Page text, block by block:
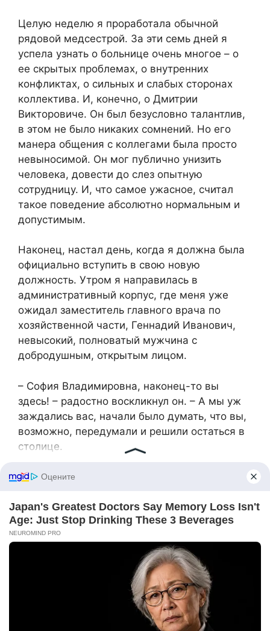
Целую неделю я проработала обычной
рядовой медсестрой. За эти семь дней я
успела узнать о больнице очень многое – о
ее скрытых проблемах, о внутренних
конфликтах, о сильных и слабых сторонах
коллектива. И, конечно, о Дмитрии
Викторовиче. Он был безусловно талантлив,
в этом не было никаких сомнений. Но его
манера общения с коллегами была просто
невыносимой. Он мог публично унизить
человека, довести до слез опытную
сотрудницу. И, что самое ужасное, считал
такое поведение абсолютно нормальным и
допустимым.
Наконец, настал день, когда я должна была
официально вступить в свою новую
должность. Утром я направилась в
административный корпус, где меня уже
ожидал заместитель главного врача по
хозяйственной части, Геннадий Иванович,
невысокий, полноватый мужчина с
добродушным, открытым лицом.
– София Владимировна, наконец-то вы
здесь! – радостно воскликнул он. – А мы уж
заждались вас, начали было думать, что вы,
возможно, передумали и решили остаться в
столице.
– Не передумала, Геннадий Иванович, –
ответила я с улыбкой. – Просто мне хотелось
предварительно, до официального
вступления в должность, поближе
познакомиться с коллективом и с порядками